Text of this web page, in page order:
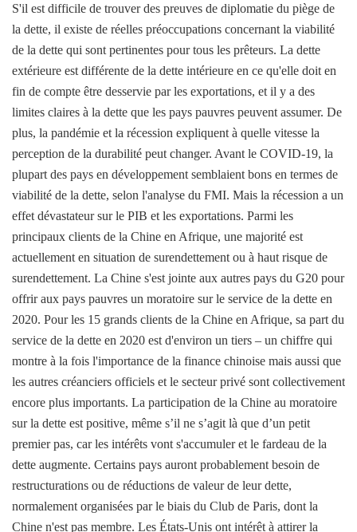
S'il est difficile de trouver des preuves de diplomatie du piège de
la dette, il existe de réelles préoccupations concernant la viabilité
de la dette qui sont pertinentes pour tous les prêteurs. La dette
extérieure est différente de la dette intérieure en ce qu'elle doit en
fin de compte être desservie par les exportations, et il y a des
limites claires à la dette que les pays pauvres peuvent assumer. De
plus, la pandémie et la récession expliquent à quelle vitesse la
perception de la durabilité peut changer. Avant le COVID-19, la
plupart des pays en développement semblaient bons en termes de
viabilité de la dette, selon l'analyse du FMI. Mais la récession a un
effet dévastateur sur le PIB et les exportations. Parmi les
principaux clients de la Chine en Afrique, une majorité est
actuellement en situation de surendettement ou à haut risque de
surendettement. La Chine s'est jointe aux autres pays du G20 pour
offrir aux pays pauvres un moratoire sur le service de la dette en
2020. Pour les 15 grands clients de la Chine en Afrique, sa part du
service de la dette en 2020 est d'environ un tiers – un chiffre qui
montre à la fois l'importance de la finance chinoise mais aussi que
les autres créanciers officiels et le secteur privé sont collectivement
encore plus importants. La participation de la Chine au moratoire
sur la dette est positive, même s’il ne s’agit là que d’un petit
premier pas, car les intérêts vont s'accumuler et le fardeau de la
dette augmente. Certains pays auront probablement besoin de
restructurations ou de réductions de valeur de leur dette,
normalement organisées par le biais du Club de Paris, dont la
Chine n'est pas membre. Les États-Unis ont intérêt à attirer la